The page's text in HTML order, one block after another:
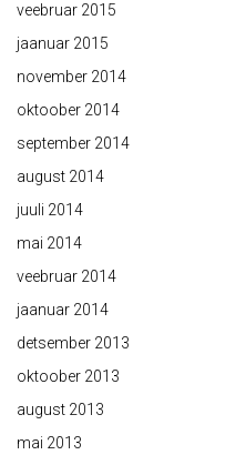
veebruar 2015
jaanuar 2015
november 2014
oktoober 2014
september 2014
august 2014
juuli 2014
mai 2014
veebruar 2014
jaanuar 2014
detsember 2013
oktoober 2013
august 2013
mai 2013